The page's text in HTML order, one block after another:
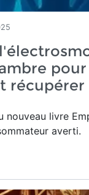
récupérer
nouveau livre
averti.